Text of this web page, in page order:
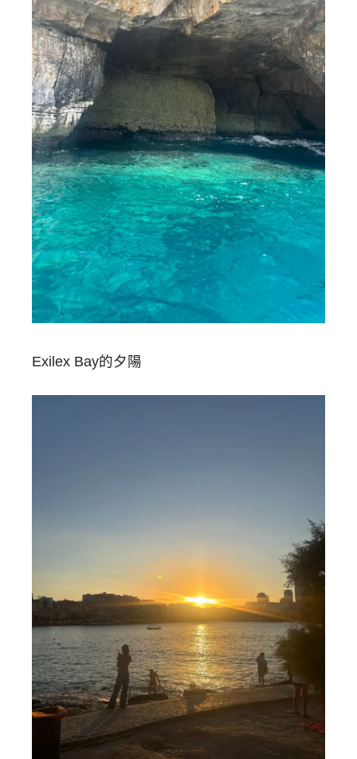
Exilex Bay的夕陽